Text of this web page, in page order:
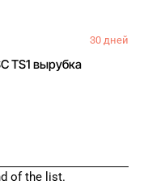
30 дней
TS1 вырубка
of the list.